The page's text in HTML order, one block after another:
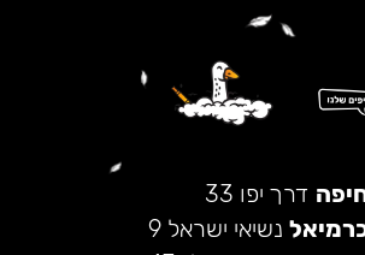
דרך יפו 33
נשיאי ישראל 9